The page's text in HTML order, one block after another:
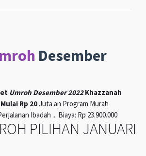
Desember
Umroh Desember 2022Khazzanah
Rp 20Juta an Program Murah
Ibadah ... Biaya: Rp 23.900.000
PILIHAN JANUARI